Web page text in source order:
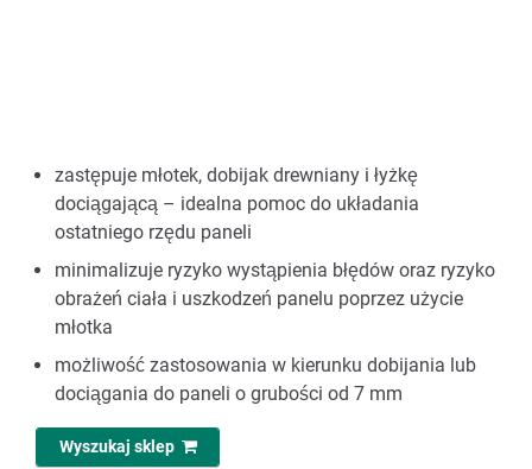
zastępuje młotek, dobijak drewniany i łyżkę
dociągającą – idealna pomoc do układania
ostatniego rzędu paneli
minimalizuje ryzyko wystąpienia błędów oraz ryzyko
obrażeń ciała i uszkodzeń panelu poprzez użycie
młotka
możliwość zastosowania w kierunku dobijania lub
dociągania do paneli o grubości od 7 mm
Wyszukaj sklep